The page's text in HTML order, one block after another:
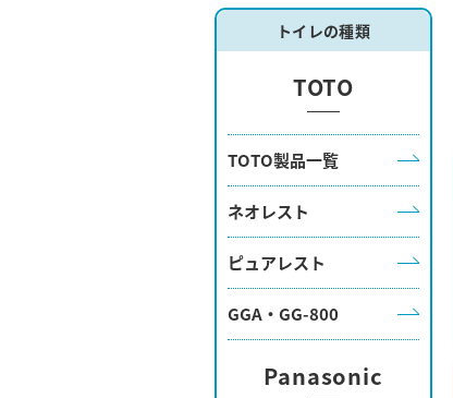
トイレの種類
TOTO
TOTO製品一覧
ネオレスト
ピュアレスト
GGA・GG-800
Panasonic